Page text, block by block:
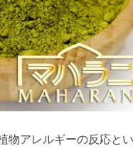
アレルギーの反応とい